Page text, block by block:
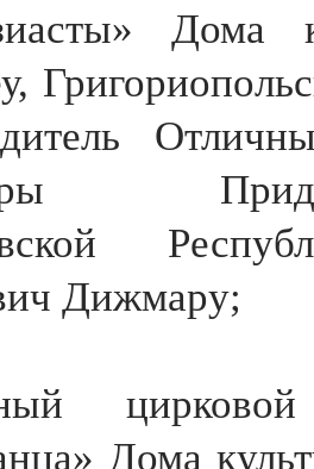
Дома
Дижмару;
цирковой
Дома